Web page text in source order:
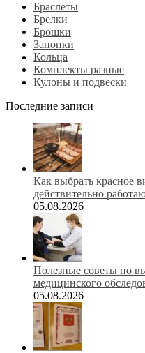
Браслеты
Брелки
Брошки
Запонки
Кольца
Комплекты разные
Кулоны и подвески
Последние записи
Как выбрать красное
действительно
05.08.2026
Полезные советы по
медицинского
05.08.2026